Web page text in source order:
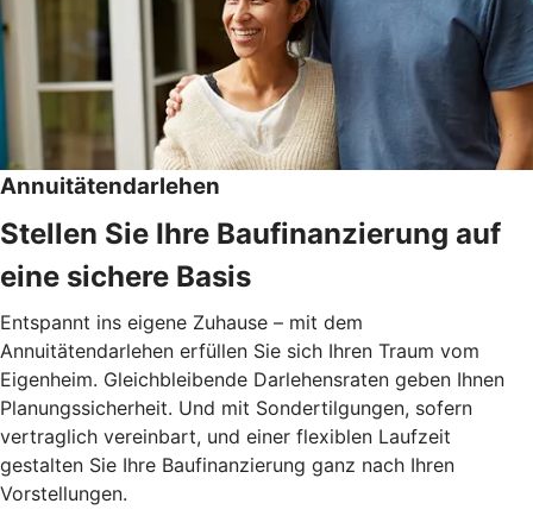
Annuitätendarlehen
Stellen Sie Ihre Baufinanzierung auf
eine sichere Basis
Entspannt ins eigene Zuhause – mit dem
Annuitätendarlehen erfüllen Sie sich Ihren Traum vom
Eigenheim. Gleichbleibende Darlehensraten geben Ihnen
Planungssicherheit. Und mit Sondertilgungen, sofern
vertraglich vereinbart, und einer flexiblen Laufzeit
gestalten Sie Ihre Baufinanzierung ganz nach Ihren
Vorstellungen.